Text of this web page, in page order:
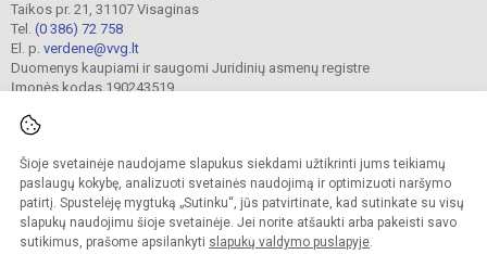
Šioje svetainėje naudojame slapukus siekdami užtikrinti jums teikiamų
paslaugų kokybę, analizuoti svetainės naudojimą ir optimizuoti naršymo
patirtį. Spustelėję mygtuką „Sutinku“, jūs patvirtinate, kad sutinkate su visų
slapukų naudojimu šioje svetainėje. Jei norite atšaukti arba pakeisti savo
sutikimus, prašome apsilankyti slapukų valdymo puslapyje.
Taikos pr. 21, 31107 Visaginas
Tel. (0 386) 72 758
El. p. verdene@vvg.lt
Duomenys kaupiami ir saugomi Juridinių asmenų registre
Įmonės kodas 190243519
© 2022. Visagino „Verdenės“ gimnazija. Visos teisės saugomos.
Kopijuoti turinį be raštiško gimnazijos sutikimo griežtai draudžiama.
Versija neįgaliesiems Slapukų valdymas
Sumanus būdas atnaujinti